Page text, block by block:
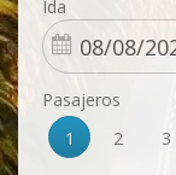
Ida
Pasajeros
1
2 3